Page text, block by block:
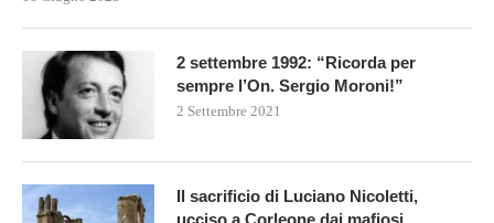
2 settembre 1992: “Ricorda per
sempre l’On. Sergio Moroni!”
2 Settembre 2021
Il sacrificio di Luciano Nicoletti,
ucciso a Corleone dai mafiosi